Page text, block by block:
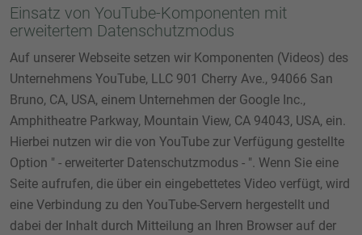
Einsatz von YouTube-Komponenten mit
erweitertem Datenschutzmodus
Auf unserer Webseite setzen wir Komponenten (Videos) des
Unternehmens YouTube, LLC 901 Cherry Ave., 94066 San
Bruno, CA, USA, einem Unternehmen der Google Inc.,
Amphitheatre Parkway, Mountain View, CA 94043, USA, ein.
Hierbei nutzen wir die von YouTube zur Verfügung gestellte
Option " - erweiterter Datenschutzmodus - ". Wenn Sie eine
Seite aufrufen, die über ein eingebettetes Video verfügt, wird
eine Verbindung zu den YouTube-Servern hergestellt und
dabei der Inhalt durch Mitteilung an Ihren Browser auf der